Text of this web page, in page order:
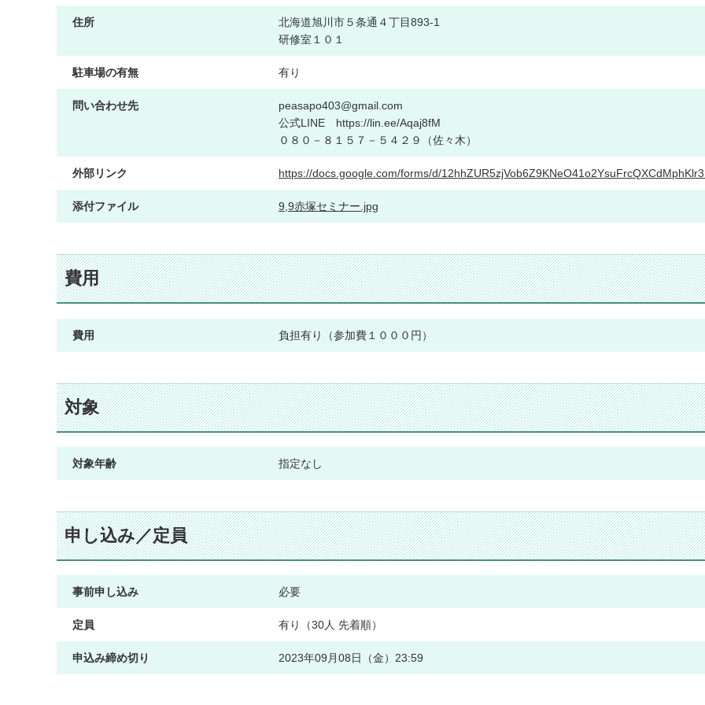
住所
北海道旭川市５条通４丁目893-1
研修室１０１
駐車場の有無 有り
問い合わせ先
peasapo403@gmail.com
公式LINE https://lin.ee/Aqaj8fM
０８０－８１５７－５４２９（佐々木）
外部リンク https://docs.google.com/forms/d/
添付ファイル 9,9赤塚セミナー.jpg
費用
費用 負担有り（参加費１０００円）
対象
対象年齢 指定なし
申し込み／定員
事前申し込み 必要
定員 有り（30人 先着順）
申込み締め切り 2023年09月08日（金）23:59